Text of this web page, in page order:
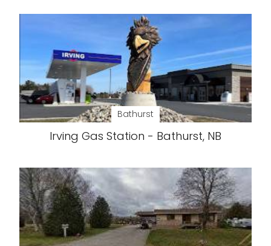
Bathurst
Irving Gas Station - Bathurst, NB